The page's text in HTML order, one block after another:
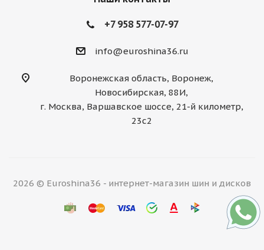
+7 958 577-07-97
info@euroshina36.ru
Воронежская область, Воронеж,
Новосибирская, 88И,
г. Москва, Варшавское шоссе, 21-й километр,
23с2
2026 © Euroshina36 - интернет-магазин шин и дисков